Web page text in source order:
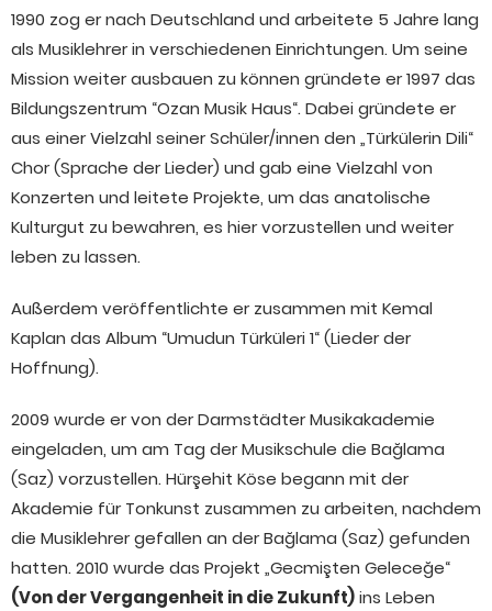
1990 zog er nach Deutschland und arbeitete 5 Jahre lang
als Musiklehrer in verschiedenen Einrichtungen. Um seine
Mission weiter ausbauen zu können gründete er 1997 das
Bildungszentrum “Ozan Musik Haus“. Dabei gründete er
aus einer Vielzahl seiner Schüler/innen den „Türkülerin Dili“
Chor (Sprache der Lieder) und gab eine Vielzahl von
Konzerten und leitete Projekte, um das anatolische
Kulturgut zu bewahren, es hier vorzustellen und weiter
leben zu lassen.
Außerdem veröffentlichte er zusammen mit Kemal
Kaplan das Album “Umudun Türküleri 1“ (Lieder der
Hoffnung).
2009 wurde er von der Darmstädter Musikakademie
eingeladen, um am Tag der Musikschule die Bağlama
(Saz) vorzustellen. Hürşehit Köse begann mit der
Akademie für Tonkunst zusammen zu arbeiten, nachdem
die Musiklehrer gefallen an der Bağlama (Saz) gefunden
hatten. 2010 wurde das Projekt „Gecmişten Geleceğe“
(Von der Vergangenheit in die Zukunft)ins Leben